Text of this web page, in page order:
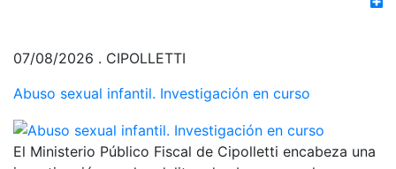
07/08/2026 . CIPOLLETTI
Abuso sexual infantil. Investigación en curso
El Ministerio Público Fiscal de Cipolletti encabeza una